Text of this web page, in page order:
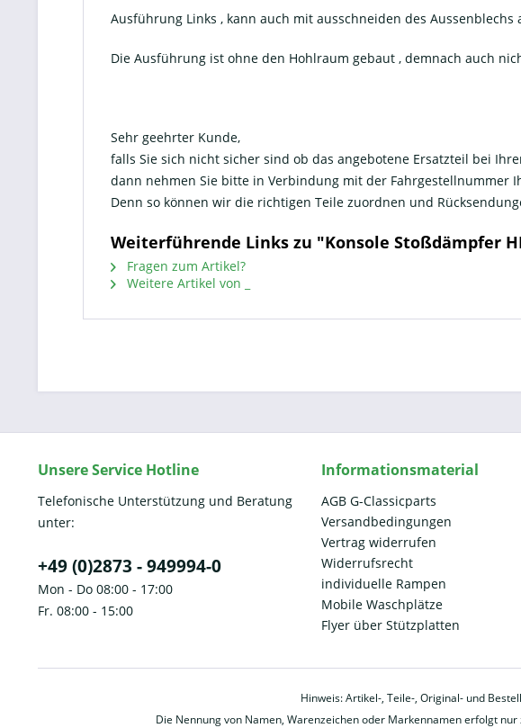
Ausführung Links , kann auch mit ausschneiden des
Die Ausführung ist ohne den Hohlraum gebaut , demnach auch
Sehr geehrter Kunde,
falls Sie sich nicht sicher sind ob das angebotene Ersatzteil bei
dann nehmen Sie bitte in Verbindung mit der Fahrgestellnummer
Denn so können wir die richtigen Teile zuordnen und
Weiterführende Links zu "Konsole Stoßdämpfer
Fragen zum Artikel?
Weitere Artikel von _
Unsere Service Hotline
Telefonische Unterstützung und Beratung
unter:
+49 (0)2873 - 949994-0
Mon - Do 08:00 - 17:00
Fr. 08:00 - 15:00
Informationsmaterial
AGB G-Classicparts
Versandbedingungen
Vertrag widerrufen
Widerrufsrecht
individuelle Rampen
Mobile Waschplätze
Flyer über Stützplatten
Hinweis: Artikel-, Teile-, Original- und
Die Nennung von Namen, Warenzeichen oder Markennamen erfolgt